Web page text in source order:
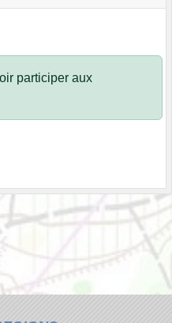
participer aux